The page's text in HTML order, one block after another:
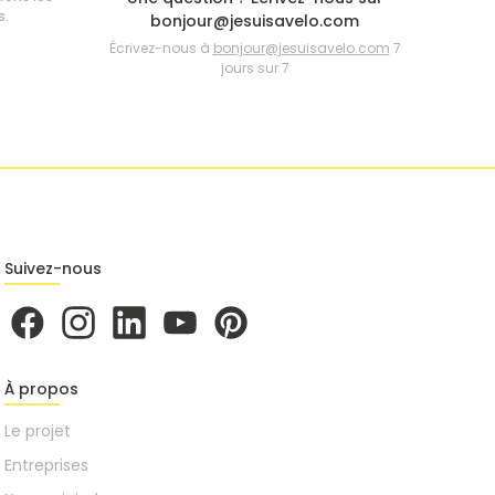
bonjour@jesuisavelo.com
Écrivez-nous à bonjour@jesuisavelo.com 7
jours sur 7
Suivez-nous
À propos
Le projet
Entreprises